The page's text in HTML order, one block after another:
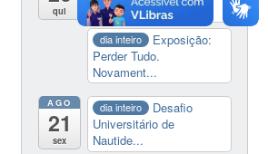
qui
Nautide...
dia inteiro
Exposição:
Perder Tudo.
Novament...
AGO
21
sex
dia inteiro
Desafio
Universitário de
Nautide...